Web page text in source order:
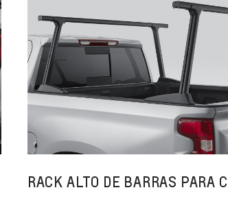
RACK ALTO DE BARRAS PARA